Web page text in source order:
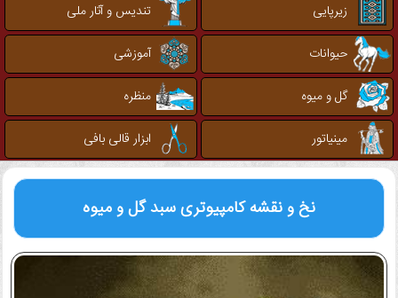
زیرپایی
تندیس و آثار ملی
حیوانات
آموزشی
گل و میوه
منظره
مینیاتور
ابزار قالی بافی
نخ و نقشه کامپیوتریسبد گل و میوه